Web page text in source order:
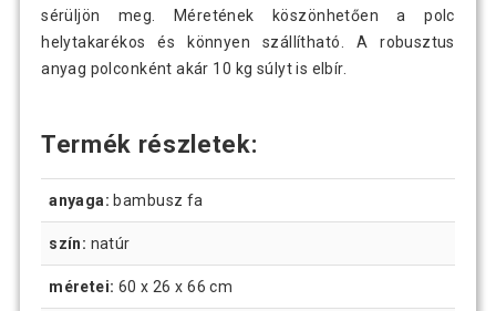
sérüljön meg. Méretének köszönhetően a polc
helytakarékos és könnyen szállítható. A robusztus
anyag polconként akár 10 kg súlyt is elbír.
Termék részletek:
anyaga: bambusz fa
szín: natúr
méretei: 60 x 26 x 66 cm